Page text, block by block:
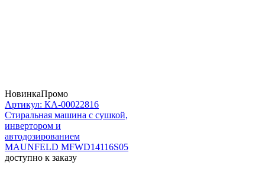
НовинкаПромо
Артикул: КА-00022816
Стиральная машина c сушкой,
инвертором и
автодозированием
MAUNFELD MFWD14116S05
доступно к заказу